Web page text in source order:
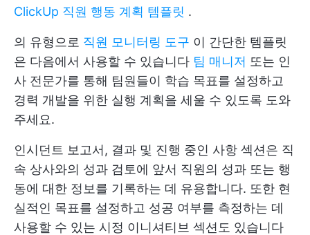
ClickUp 직원 행동 계획 템플릿 .
의 유형으로 직원 모니터링 도구 이 간단한 템플릿
은 다음에서 사용할 수 있습니다 팀 매니저 또는 인
사 전문가를 통해 팀원들이 학습 목표를 설정하고
경력 개발을 위한 실행 계획을 세울 수 있도록 도와
주세요.
인시던트 보고서, 결과 및 진행 중인 사항 섹션은 직
속 상사와의 성과 검토에 앞서 직원의 성과 또는 행
동에 대한 정보를 기록하는 데 유용합니다. 또한 현
실적인 목표를 설정하고 성공 여부를 측정하는 데
사용할 수 있는 시정 이니셔티브 섹션도 있습니다